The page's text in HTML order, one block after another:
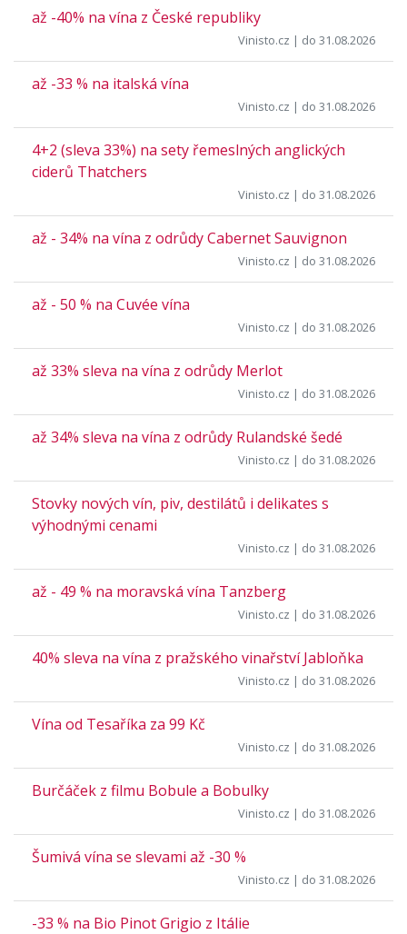
až -40% na vína z České republiky
Vinisto.cz | do 31.08.2026
až -33 % na italská vína
Vinisto.cz | do 31.08.2026
4+2 (sleva 33%) na sety řemeslných anglických
ciderů Thatchers
Vinisto.cz | do 31.08.2026
až - 34% na vína z odrůdy Cabernet Sauvignon
Vinisto.cz | do 31.08.2026
až - 50 % na Cuvée vína
Vinisto.cz | do 31.08.2026
až 33% sleva na vína z odrůdy Merlot
Vinisto.cz | do 31.08.2026
až 34% sleva na vína z odrůdy Rulandské šedé
Vinisto.cz | do 31.08.2026
Stovky nových vín, piv, destilátů i delikates s
výhodnými cenami
Vinisto.cz | do 31.08.2026
až - 49 % na moravská vína Tanzberg
Vinisto.cz | do 31.08.2026
40% sleva na vína z pražského vinařství Jabloňka
Vinisto.cz | do 31.08.2026
Vína od Tesaříka za 99 Kč
Vinisto.cz | do 31.08.2026
Burčáček z filmu Bobule a Bobulky
Vinisto.cz | do 31.08.2026
Šumivá vína se slevami až -30 %
Vinisto.cz | do 31.08.2026
-33 % na Bio Pinot Grigio z Itálie